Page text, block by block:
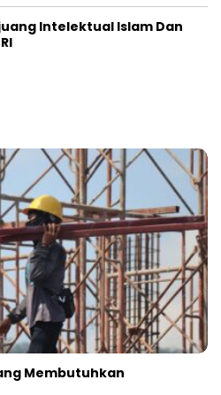
Intelektual Islam Dan
Membutuhkan